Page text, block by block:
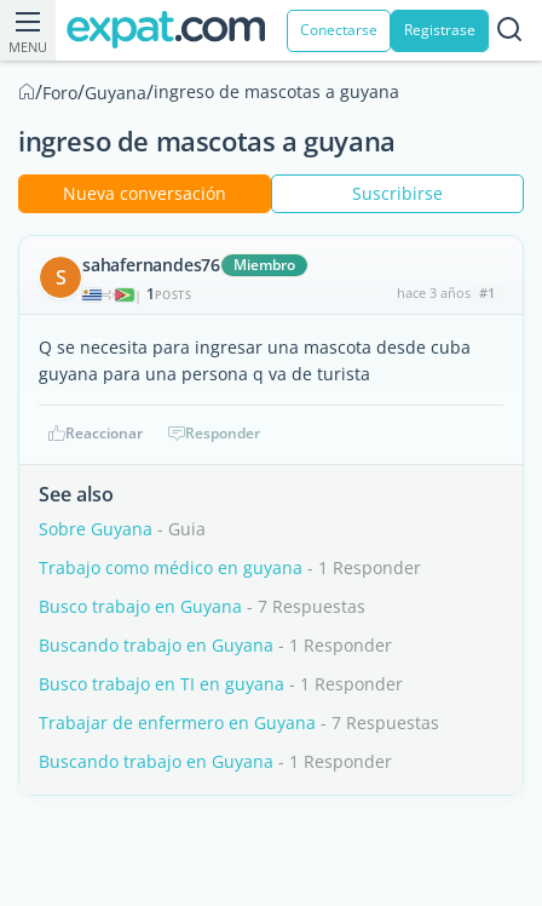
MENU
Conectarse Registrase
/Foro/Guyana/ingreso de mascotas a guyana
ingreso de mascotas a guyana
Nueva conversación Suscribirse
S sahafernandes76 Miembro
| 1 POSTS hace 3 años #1
Q se necesita para ingresar una mascota desde cuba
guyana para una persona q va de turista
Reaccionar Responder
See also
Sobre Guyana - Guia
Trabajo como médico en guyana - 1 Responder
Busco trabajo en Guyana - 7 Respuestas
Buscando trabajo en Guyana - 1 Responder
Busco trabajo en TI en guyana - 1 Responder
Trabajar de enfermero en Guyana - 7 Respuestas
Buscando trabajo en Guyana - 1 Responder